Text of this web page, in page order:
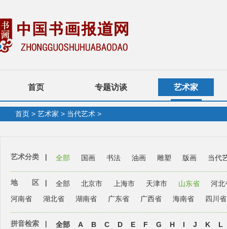
首页 专题访谈 艺术家
首页 > 艺术家 > 当代艺术 >
艺术分类 | 全部 国画 书法 油画 雕塑 版画 当代
地 区 | 全部 北京市 上海市 天津市 山东省
河北
河南省
湖北省 湖南省 广东省 广西省 海南省 四川省
拼音检索 | 全部 A B C D E F G H I J K L